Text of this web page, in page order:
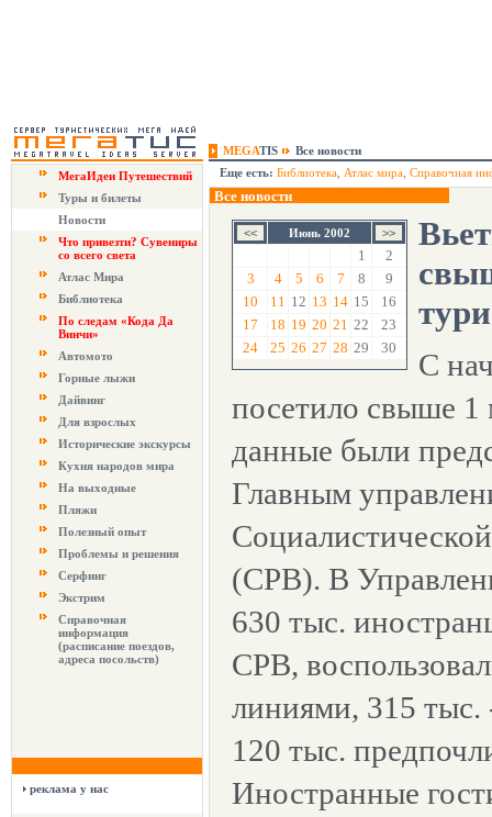
MEGATIS
Все новости
МегаИдеи Путешествий
Туры и билеты
Новости
Что привезти? Сувениры
со всего света
Атлас Мира
Библиотека
По следам «Кода Да
Винчи»
Автомото
Горные лыжи
Дайвинг
Для взрослых
Исторические экскурсы
Кухня народов мира
На выходные
Пляжи
Полезный опыт
Проблемы и решения
Серфинг
Экстрим
Справочная
информация
(расписание поездов,
адреса посольств)
реклама у нас
Еще есть: Библиотека Атлас мира Справочная
Все новости
Июнь 2002
1
2
3
4 5 6 7 8
9
10
11 12 13 14 15
16
17
18 19 20 21 22
23
24
25 26 27 28 29 30
С
посетило свыше 1
данные были
Главным
(СРВ). В
630 тыс.
СРВ,
линиями, 315 тыс.
120 тыс.
Иностранные